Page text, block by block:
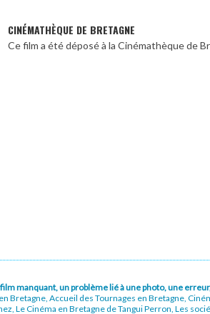
CINÉMATHÈQUE DE BRETAGNE
Ce film a été déposé à la Cinémathèque de
manquant, un problème lié à une photo, une
Bretagne, Accueil des Tournages en Bretagne,
Le Cinéma en Bretagne de Tangui Perron, Les